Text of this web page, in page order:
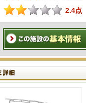
2.4点